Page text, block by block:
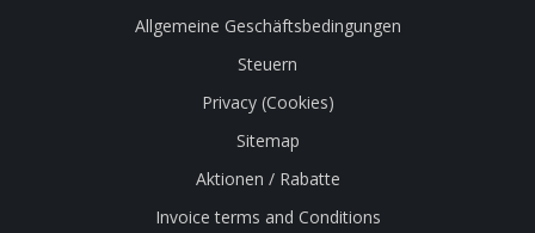
Allgemeine Geschäftsbedingungen
Steuern
Privacy (Cookies)
Sitemap
Aktionen / Rabatte
Invoice terms and Conditions